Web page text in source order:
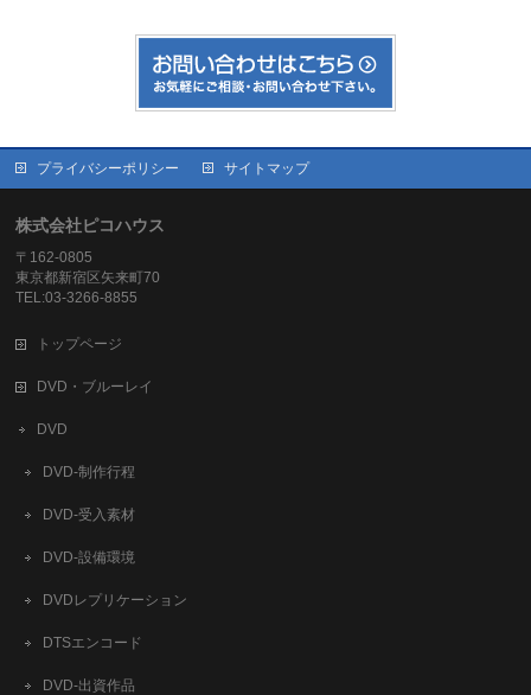
プライバシーポリシー サイトマップ
株式会社ピコハウス
〒162-0805
東京都新宿区矢来町70
TEL:03-3266-8855
トップページ
DVD・ブルーレイ
DVD
DVD-制作行程
DVD-受入素材
DVD-設備環境
DVDレプリケーション
DTSエンコード
DVD-出資作品